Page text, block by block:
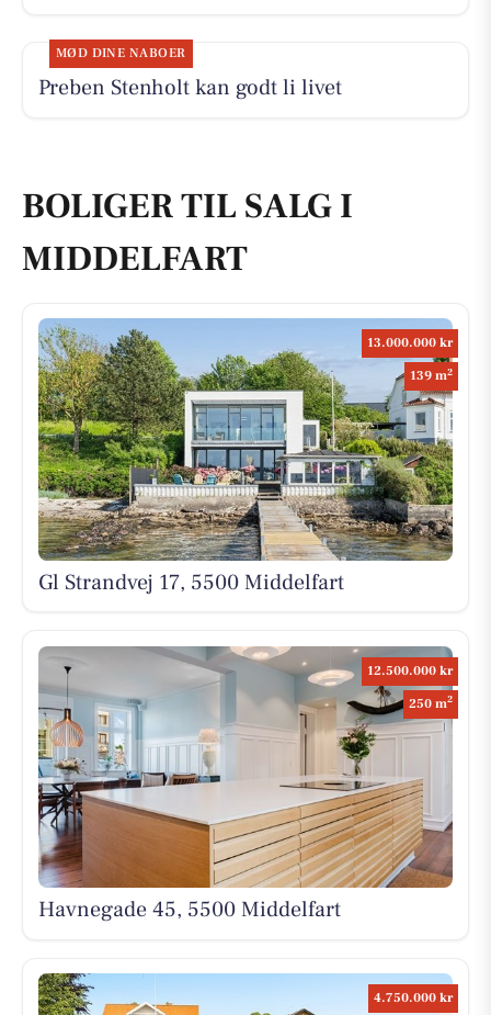
MØD DINE NABOER
Preben Stenholt kan godt li livet
BOLIGER TIL SALG I
MIDDELFART
13.000.000 kr
139 m2
Gl Strandvej 17, 5500 Middelfart
12.500.000 kr
250 m2
Havnegade 45, 5500 Middelfart
4.750.000 kr